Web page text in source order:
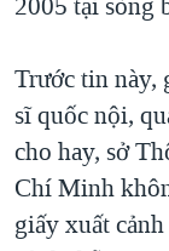
Trước tin này,
sĩ quốc nội,
cho hay, sở
Chí Minh
giấy xuất